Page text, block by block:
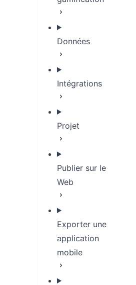
Données
Intégrations
Projet
Publier sur le
Web
Exporter une
application
mobile